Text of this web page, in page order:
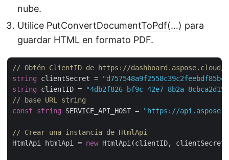
nube.
Utilice PutConvertDocumentToPdf(…) para
guardar HTML en formato PDF.
// Obtén ClientID de https://dashboard.aspose.cloud/
string clientSecret =
string clientID =
"4db2f826-bf9c-42e7-8b2a-
// base URL string
const
string SERVICE_API_HOST = "https://
// Crear una instancia de HtmlApi
HtmlApi htmlApi = new HtmlApi(clientID,